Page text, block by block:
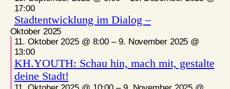
17:00
Stadtentwicklung im Dialog –
Oktober 2025
11. Oktober 2025 @ 8:00 – 9. November 2025 @
13:00
KH.YOUTH: Schau hin, mach mit, gestalte
deine Stadt!